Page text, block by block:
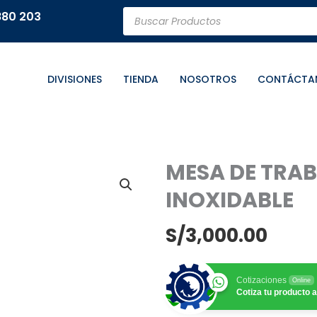
203 Búsqueda
de
productos
DIVISIONES TIENDA NOSOTROS
MESA DE
INOXIDABLE
S/3,000.00
Cotizaciones Online
Cotiza tu producto